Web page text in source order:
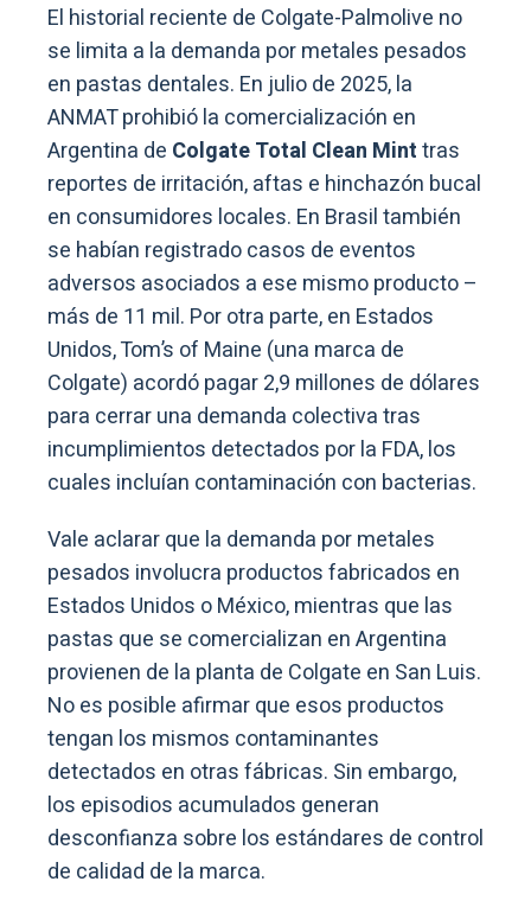
El historial reciente de Colgate-Palmolive no
se limita a la demanda por metales pesados
en pastas dentales. En julio de 2025, la
ANMAT prohibió la comercialización en
Argentina de Colgate Total Clean Minttras
reportes de irritación, aftas e hinchazón bucal
en consumidores locales. En Brasil también
se habían registrado casos de eventos
adversos asociados a ese mismo producto –
más de 11 mil. Por otra parte, en Estados
Unidos, Tom’s of Maine (una marca de
Colgate) acordó pagar 2,9 millones de dólares
para cerrar una demanda colectiva tras
incumplimientos detectados por la FDA, los
cuales incluían contaminación con bacterias.
Vale aclarar que la demanda por metales
pesados involucra productos fabricados en
Estados Unidos o México, mientras que las
pastas que se comercializan en Argentina
provienen de la planta de Colgate en San Luis.
No es posible afirmar que esos productos
tengan los mismos contaminantes
detectados en otras fábricas. Sin embargo,
los episodios acumulados generan
desconfianza sobre los estándares de control
de calidad de la marca.